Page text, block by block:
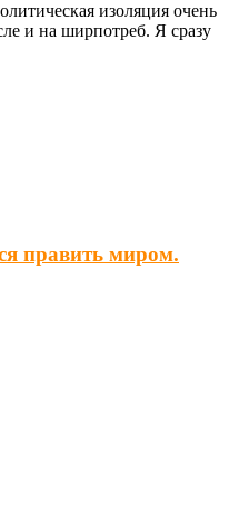
изоляция очень
и на ширпотреб. Я сразу
править миром.